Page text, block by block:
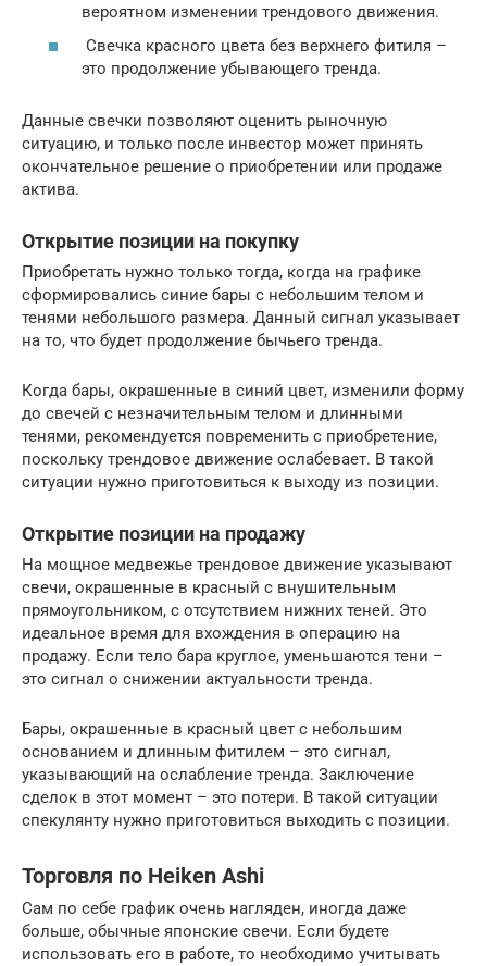
вероятном изменении трендового движения.
Свечка красного цвета без верхнего фитиля –
это продолжение убывающего тренда.
Данные свечки позволяют оценить рыночную
ситуацию, и только после инвестор может принять
окончательное решение о приобретении или продаже
актива.
Открытие позиции на покупку
Приобретать нужно только тогда, когда на графике
сформировались синие бары с небольшим телом и
тенями небольшого размера. Данный сигнал указывает
на то, что будет продолжение бычьего тренда.
Когда бары, окрашенные в синий цвет, изменили форму
до свечей с незначительным телом и длинными
тенями, рекомендуется повременить с приобретение,
поскольку трендовое движение ослабевает. В такой
ситуации нужно приготовиться к выходу из позиции.
Открытие позиции на продажу
На мощное медвежье трендовое движение указывают
свечи, окрашенные в красный с внушительным
прямоугольником, с отсутствием нижних теней. Это
идеальное время для вхождения в операцию на
продажу. Если тело бара круглое, уменьшаются тени –
это сигнал о снижении актуальности тренда.
Бары, окрашенные в красный цвет с небольшим
основанием и длинным фитилем – это сигнал,
указывающий на ослабление тренда. Заключение
сделок в этот момент – это потери. В такой ситуации
спекулянту нужно приготовиться выходить с позиции.
Торговля по Heiken Ashi
Сам по себе график очень нагляден, иногда даже
больше, обычные японские свечи. Если будете
использовать его в работе, то необходимо учитывать